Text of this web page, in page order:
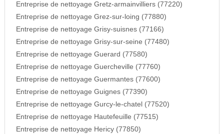
Entreprise de nettoyage Gretz-armainvilliers (77220)
Entreprise de nettoyage Grez-sur-loing (77880)
Entreprise de nettoyage Grisy-suisnes (77166)
Entreprise de nettoyage Grisy-sur-seine (77480)
Entreprise de nettoyage Guerard (77580)
Entreprise de nettoyage Guercheville (77760)
Entreprise de nettoyage Guermantes (77600)
Entreprise de nettoyage Guignes (77390)
Entreprise de nettoyage Gurcy-le-chatel (77520)
Entreprise de nettoyage Hautefeuille (77515)
Entreprise de nettoyage Hericy (77850)